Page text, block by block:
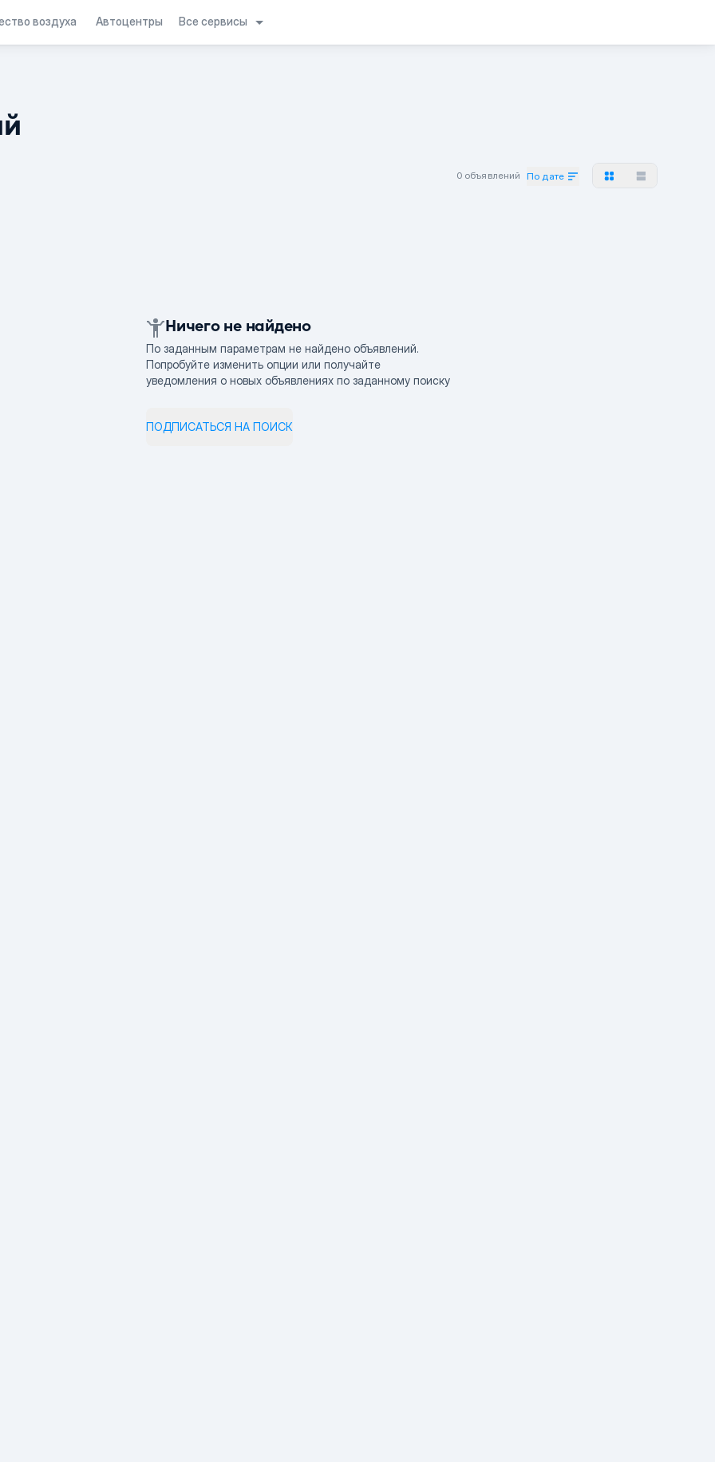
воздуха Автоцентры Все сервисы
0 объявлений По дате
Ничего не найдено
По заданным параметрам не найдено объявлений.
Попробуйте изменить опции или получайте
уведомления о новых объявлениях по заданному поиску
ПОДПИСАТЬСЯ НА ПОИСК